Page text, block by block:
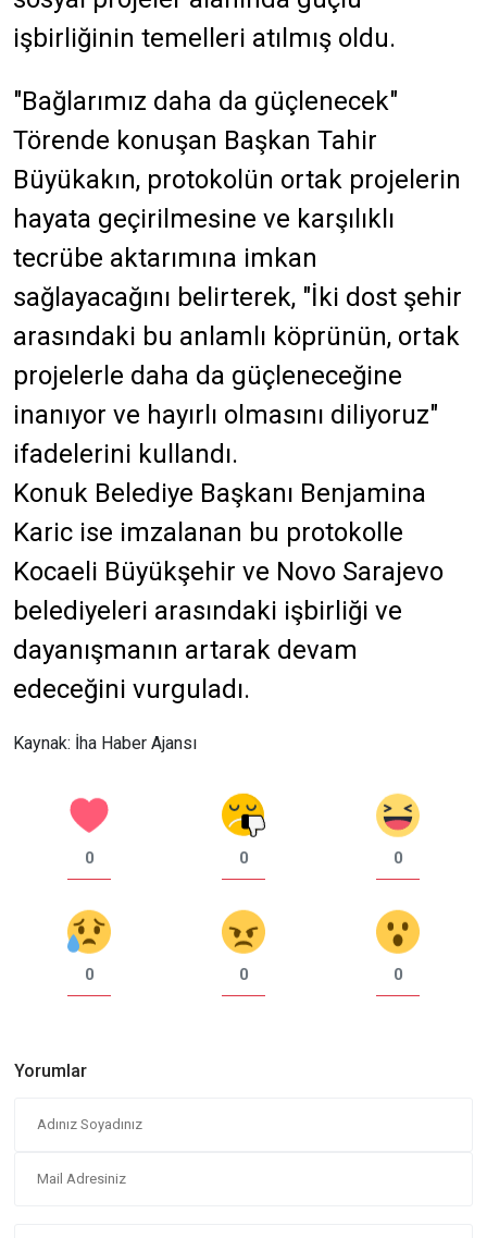
işbirliğinin temelleri atılmış oldu.
"Bağlarımız daha da güçlenecek"
Törende konuşan Başkan Tahir
Büyükakın, protokolün ortak projelerin
hayata geçirilmesine ve karşılıklı
tecrübe aktarımına imkan
sağlayacağını belirterek, "İki dost şehir
arasındaki bu anlamlı köprünün, ortak
projelerle daha da güçleneceğine
inanıyor ve hayırlı olmasını diliyoruz"
ifadelerini kullandı.
Konuk Belediye Başkanı Benjamina
Karic ise imzalanan bu protokolle
Kocaeli Büyükşehir ve Novo Sarajevo
belediyeleri arasındaki işbirliği ve
dayanışmanın artarak devam
edeceğini vurguladı.
Kaynak: İha Haber Ajansı
0 0 0
0 0 0
Yorumlar